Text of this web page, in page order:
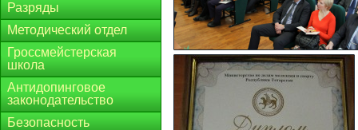
Разряды
Методический отдел
Гроссмейстерская
школа
Антидопинговое
законодательство
Безопасность